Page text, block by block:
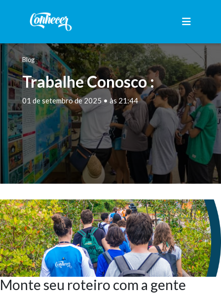
Blog
Trabalhe Conosco :
01 de setembro de 2025 • às 21:44
Monte seu roteiro com a gente